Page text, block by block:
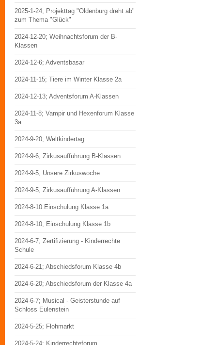
2025-1-24; Projekttag "Oldenburg dreht ab"
zum Thema "Glück"
2024-12-20; Weihnachtsforum der B-
Klassen
2024-12-6; Adventsbasar
2024-11-15; Tiere im Winter Klasse 2a
2024-12-13; Adventsforum A-Klassen
2024-11-8; Vampir und Hexenforum Klasse
3a
2024-9-20; Weltkindertag
2024-9-6; Zirkusaufführung B-Klassen
2024-9-5; Unsere Zirkuswoche
2024-9-5; Zirkusaufführung A-Klassen
2024-8-10:Einschulung Klasse 1a
2024-8-10; Einschulung Klasse 1b
2024-6-7; Zertifizierung - Kinderrechte
Schule
2024-6-21; Abschiedsforum Klasse 4b
2024-6-20; Abschiedsforum der Klasse 4a
2024-6-7; Musical - Geisterstunde auf
Schloss Eulenstein
2024-5-25; Flohmarkt
2024-5-24; Kinderrechteforum